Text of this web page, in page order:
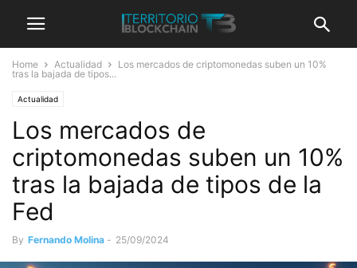
Home Actualidad
Los mercados de criptomonedas suben un 10%
tras la bajada de tipos...
Actualidad
Los mercados de
criptomonedas suben un 10%
tras la bajada de tipos de la
Fed
By Fernando Molina - 25/09/2024